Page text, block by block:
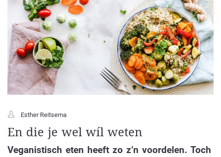
Esther Reitsema
En die je wel wíl weten
Veganistisch eten heeft zo z’n voordelen. Toch